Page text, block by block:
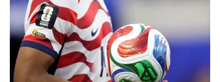
Viva Decora
3. Caso o vaso de planta seja grande, é necessário
que ele fique em um espaço que não atrapalhe a
circulação das pessoas na sala. Ele deve ficar, de